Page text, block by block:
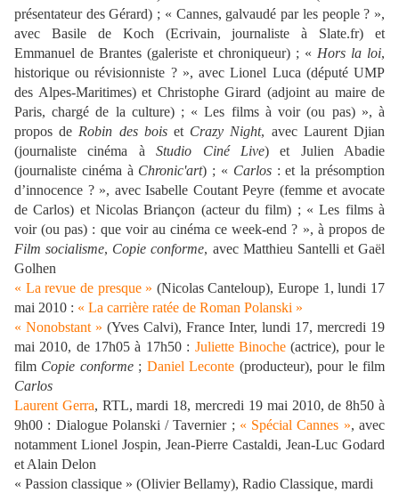
présentateur des Gérard) ; « Cannes, galvaudé par les people ? »,
avec Basile de Koch (Ecrivain, journaliste à Slate.fr) et
Emmanuel de Brantes (galeriste et chroniqueur) ; « Hors la loi,
historique ou révisionniste ? », avec Lionel Luca (député UMP
des Alpes-Maritimes) et Christophe Girard (adjoint au maire de
Paris, chargé de la culture) ; « Les films à voir (ou pas) », à
propos de Robin des boiset Crazy Night, avec Laurent Djian
(journaliste cinéma àStudio Ciné Live) et Julien Abadie
(journaliste cinéma à Chronic'art) ; « Carlos: et la présomption
d’innocence ? », avec Isabelle Coutant Peyre (femme et avocate
de Carlos) et Nicolas Briançon (acteur du film) ; « Les films à
voir (ou pas) : que voir au cinéma ce week-end ? », à propos de
Film socialisme, Copie conforme, avec Matthieu Santelli et Gaël
Golhen
« La revue de presque » (Nicolas Canteloup), Europe 1, lundi 17
mai 2010 : « La carrière ratée de Roman Polanski »
« Nonobstant » (Yves Calvi), France Inter, lundi 17, mercredi 19
mai 2010, de 17h05 à 17h50 : Juliette Binoche(actrice), pour le
film Copie conforme; Daniel Leconte (producteur), pour le film
Carlos
Laurent Gerra, RTL, mardi 18, mercredi 19 mai 2010, de 8h50 à
9h00 : Dialogue Polanski / Tavernier ; « Spécial Cannes », avec
notamment Lionel Jospin, Jean-Pierre Castaldi, Jean-Luc Godard
et Alain Delon
« Passion classique » (Olivier Bellamy), Radio Classique, mardi